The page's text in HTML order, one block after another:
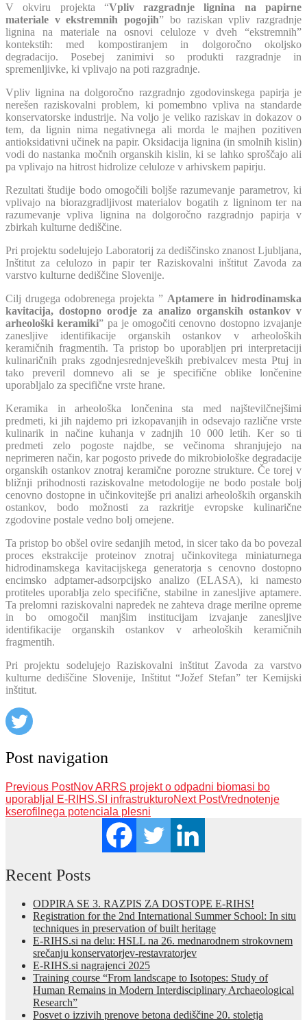
V okviru projekta “Vpliv razgradnje lignina na papirne
materiale v ekstremnih pogojih” bo raziskan vpliv razgradnje
lignina na materiale na osnovi celuloze v dveh “ekstremnih”
kontekstih: med kompostiranjem in dolgoročno okoljsko
degradacijo. Posebej zanimivi so produkti razgradnje in
spremenljivke, ki vplivajo na poti razgradnje.
Vpliv lignina na dolgoročno razgradnjo zgodovinskega papirja je
nerešen raziskovalni problem, ki pomembno vpliva na standarde
konservatorske industrije. Na voljo je veliko raziskav in dokazov o
tem, da lignin nima negativnega ali morda le majhen pozitiven
antioksidativni učinek na papir. Oksidacija lignina (in smolnih kislin)
vodi do nastanka močnih organskih kislin, ki se lahko sproščajo ali
pa vplivajo na hitrost hidrolize celuloze v arhivskem papirju.
Rezultati študije bodo omogočili boljše razumevanje parametrov, ki
vplivajo na biorazgradljivost materialov bogatih z ligninom ter na
razumevanje vpliva lignina na dolgoročno razgradnjo papirja v
zbirkah kulturne dediščine.
Pri projektu sodelujejo Laboratorij za dediščinsko znanost Ljubljana,
Inštitut za celulozo in papir ter Raziskovalni inštitut Zavoda za
varstvo kulturne dediščine Slovenije.
Cilj drugega odobrenega projekta ” Aptamere in hidrodinamska
kavitacija, dostopno orodje za analizo organskih ostankov v
arheološki keramiki” pa je omogočiti cenovno dostopno izvajanje
zanesljive identifikacije organskih ostankov v arheoloških
keramičnih fragmentih. Ta pristop bo uporabljen pri interpretaciji
kulinaričnih praks zgodnjesrednjeveških prebivalcev mesta Ptuj in
tako preveril domnevo ali se je specifične oblike lončenine
uporabljalo za specifične vrste hrane.
Keramika in arheološka lončenina sta med najštevilčnejšimi
predmeti, ki jih najdemo pri izkopavanjih in odsevajo različne vrste
kulinarik in načine kuhanja v zadnjih 10 000 letih. Ker so ti
predmeti zelo pogoste najdbe, se večinoma shranjujejo na
neprimeren način, kar pogosto privede do mikrobiološke degradacije
organskih ostankov znotraj keramične porozne strukture. Če torej v
bližnji prihodnosti raziskovalne metodologije ne bodo postale bolj
cenovno dostopne in učinkovitejše pri analizi arheoloških organskih
ostankov, bodo možnosti za razkritje evropske kulinarične
zgodovine postale vedno bolj omejene.
Ta pristop bo obšel ovire sedanjih metod, in sicer tako da bo povezal
proces ekstrakcije proteinov znotraj učinkovitega miniaturnega
hidrodinamskega kavitacijskega generatorja s cenovno dostopno
encimsko adptamer-adsorpcijsko analizo (ELASA), ki namesto
protiteles uporablja zelo specifične, stabilne in zanesljive aptamere.
Ta prelomni raziskovalni napredek ne zahteva drage merilne opreme
in bo omogočil manjšim institucijam izvajanje zanesljive
identifikacije organskih ostankov v arheoloških keramičnih
fragmentih.
Pri projektu sodelujejo Raziskovalni inštitut Zavoda za varstvo
kulturne dediščine Slovenije, Inštitut “Jožef Stefan” ter Kemijski
inštitut.
Post navigation
Previous PostNov ARRS projekt o odpadni biomasi bo
uporabljal E-RIHS.SI infrastrukturoNext PostVrednotenje
kserofilnega potenciala plesni
Recent Posts
ODPIRA SE 3. RAZPIS ZA DOSTOPE E-RIHS!
Registration for the 2nd International Summer School: In situ
techniques in preservation of built heritage
E-RIHS.si na delu: HSLL na 26. mednarodnem strokovnem
srečanju konservatorjev-restavratorjev
E-RIHS.si nagrajenci 2025
Training course “From landscape to Isotopes: Study of
Human Remains in Modern Interdisciplinary Archaeological
Research”
Posvet o izzivih prenove betona dediščine 20. stoletja